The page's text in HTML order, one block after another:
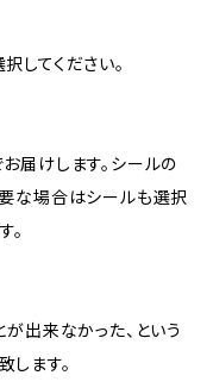
してください。
届けします。シールの
な場合はシールも選択
。
出来なかった、という
ます。